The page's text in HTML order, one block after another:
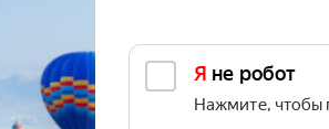
Я не робот
Нажмите, чтобы